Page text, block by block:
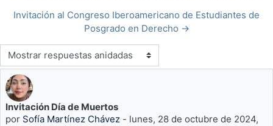
Invitación al Congreso Iberoamericano de Estudiantes de
Posgrado en Derecho →
Modo de visualización
Invitación Día de Muertos
por Sofía Martínez Chávez - lunes, 28 de octubre de 2024,
Número de respuestas: 0